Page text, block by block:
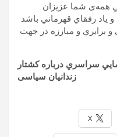
همه‌ی شما عزیزان
ياد رفقاي قهرماني باشد
برابري و مبارزه در جهت
سراسري درباره کشتار
زندانيان سياسی
X